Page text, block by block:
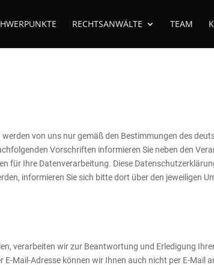
RECHTSANWÄLTE TEAM
von uns nur gemäß den Bestimmungen des
Vorschriften informieren Sie neben den
für Ihre Datenverarbeitung. Diese
informieren Sie sich bitte dort über den jeweiligen
verarbeiten wir zur Beantwortung und Erledigung
Mail-Adresse können wir Ihnen auch nicht per E-Mail